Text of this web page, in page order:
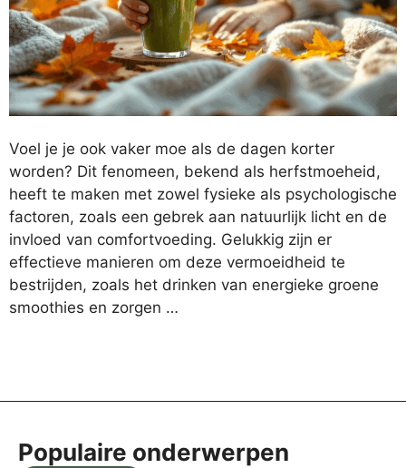
Voel je je ook vaker moe als de dagen korter
worden? Dit fenomeen, bekend als herfstmoeheid,
heeft te maken met zowel fysieke als psychologische
factoren, zoals een gebrek aan natuurlijk licht en de
invloed van comfortvoeding. Gelukkig zijn er
effectieve manieren om deze vermoeidheid te
bestrijden, zoals het drinken van energieke groene
smoothies en zorgen …
Populaire onderwerpen